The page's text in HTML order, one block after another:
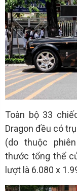
Toàn bộ 33
Dragon đều có
(do thuộc
thước tổng thể
lượt là 6.080 x